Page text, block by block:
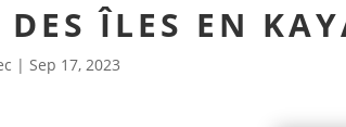
DES ÎLES EN
| Sep 17, 2023